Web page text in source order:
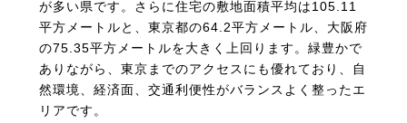
が多い県です。さらに住宅の敷地面積平均は105.11
平方メートルと、東京都の64.2平方メートル、大阪府
の75.35平方メートルを大きく上回ります。緑豊かで
ありながら、東京までのアクセスにも優れており、自
然環境、経済面、交通利便性がバランスよく整ったエ
リアです。